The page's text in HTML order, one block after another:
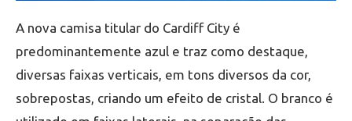
A nova camisa titular do Cardiff City é
predominantemente azul e traz como destaque,
diversas faixas verticais, em tons diversos da cor,
sobrepostas, criando um efeito de cristal. O branco é